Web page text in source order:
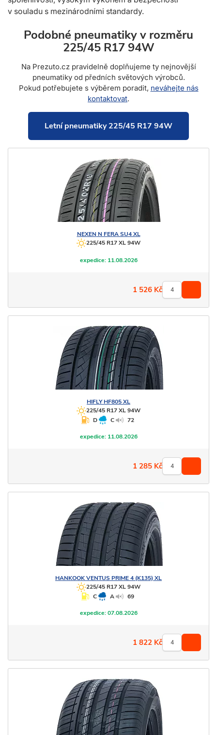
v souladu s mezinárodními standardy.
Podobné pneumatiky v rozměru
225/45 R17 94W
Na Prezuto.cz pravidelně doplňujeme ty nejnovější
pneumatiky od předních světových výrobců.
Pokud potřebujete s výběrem poradit, neváhejte nás
kontaktovat.
Letní pneumatiky 225/45 R17 94W
NEXEN N FERA SU4 XL
225/45 R17 XL 94W
expedice:11.08.2026
1 526 Kč
HIFLYHF805 XL
225/45 R17 XL 94W
D
C 72
expedice:11.08.2026
1 285 Kč
HANKOOKVENTUS PRIME 4 (K135) XL
225/45 R17 XL 94W
C
A 69
expedice:07.08.2026
1 822 Kč